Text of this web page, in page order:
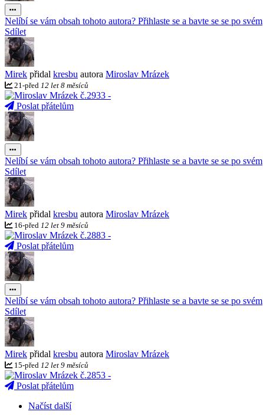
Nelíbí se vám obsah tohoto autora? Přihlaste se a bavte se se po svém
Sdílet
Mirek přidal kresbu autora Miroslav Mrázek
21-před 12 let 8 měsíců
Poslat přátelům
Nelíbí se vám obsah tohoto autora? Přihlaste se a bavte se se po svém
Sdílet
Mirek přidal kresbu autora Miroslav Mrázek
16-před 12 let 9 měsíců
Poslat přátelům
Nelíbí se vám obsah tohoto autora? Přihlaste se a bavte se se po svém
Sdílet
Mirek přidal kresbu autora Miroslav Mrázek
15-před 12 let 9 měsíců
Poslat přátelům
Načíst další